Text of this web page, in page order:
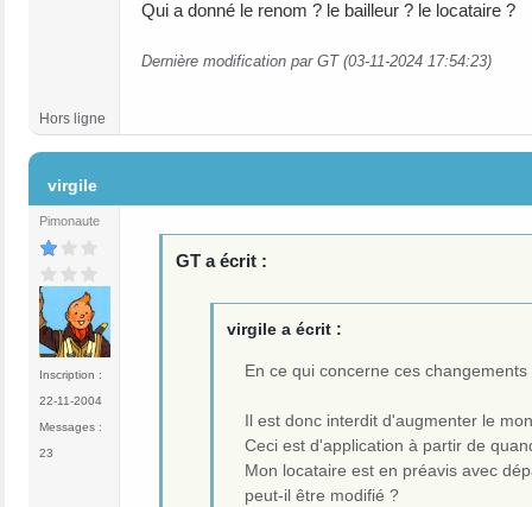
Qui a donné le renom ? le bailleur ? le locataire ?
Dernière modification par GT (03-11-2024 17:54:23)
Hors ligne
virgile
Pimonaute
Inscription :
22-11-2004
Messages :
23
GT a écrit :
virgile a écrit :
En ce qui concerne ces changements
Il est donc interdit d'augmenter le
Ceci est d'application à partir de
Mon locataire est en préavis avec
peut-il être modifié ?